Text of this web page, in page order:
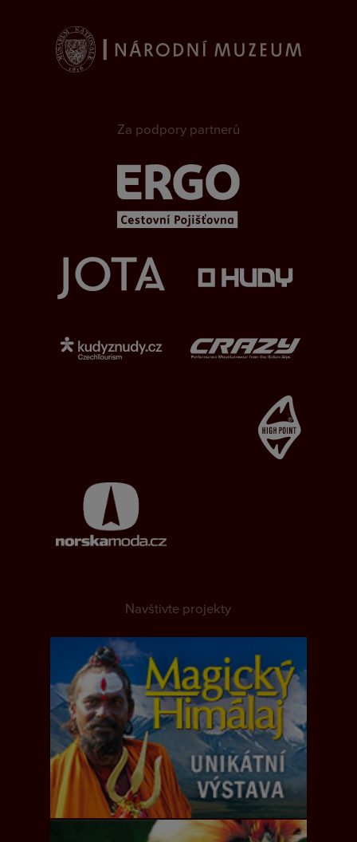
Za podpory partnerů
Navštivte projekty